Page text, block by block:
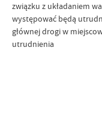
związku z układaniem
występować będą
głównej drogi w
utrudnienia